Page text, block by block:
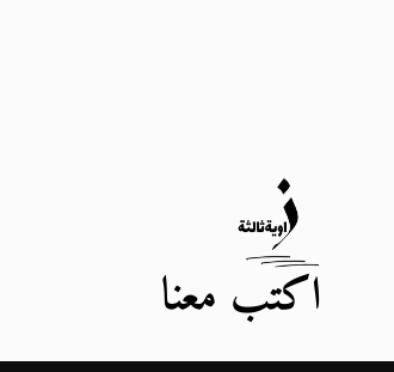
اكتب معنا